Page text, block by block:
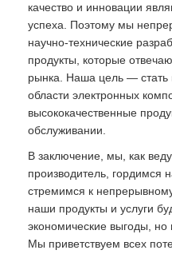
качество и инновации
успеха. Поэтому мы
научно-технические
продукты, которые
рынка. Наша цель —
области электронных
высококачественные
обслуживании.
В заключение, мы, как
производитель, гордимся
стремимся к
наши продукты и услуги
экономические выгоды, но
Мы приветствуем всех